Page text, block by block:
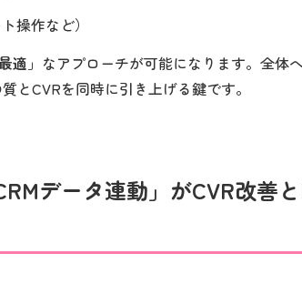
操作など）
適 」なアプローチが可能になります。全体
とCVRを同時に引き上げる鍵です。
データ連動」がCVR改善